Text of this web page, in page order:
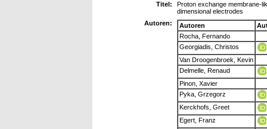
Titel:
Proton exchange membrane-
dimensional electrodes
Autoren:
Autoren
Rocha, Fernando
Georgiadis, Christos
Van Droogenbroek, Kevin
Delmelle, Renaud
Pinon, Xavier
Pyka, Grzegorz
Kerckhofs, Greet
Egert, Franz